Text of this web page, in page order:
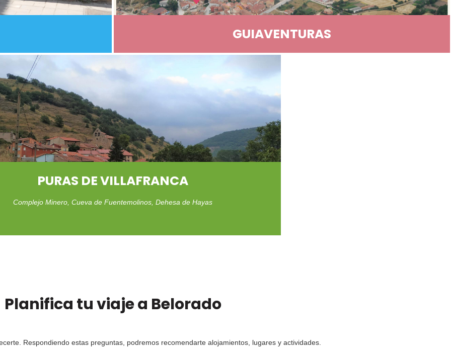
GUIAVENTURAS
PURAS DE VILLAFRANCA
Complejo Minero, Cueva de Fuentemolinos, Dehesa de Hayas
Planifica tu viaje a Belorado
Respondiendo estas preguntas, podremos recomendarte alojamientos, lugares y actividades.